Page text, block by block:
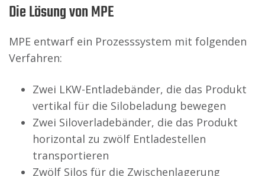
Die Lösung von MPE
MPE entwarf ein Prozesssystem mit folgenden
Verfahren:
Zwei LKW-Entladebänder, die das Produkt
vertikal für die Silobeladung bewegen
Zwei Siloverladebänder, die das Produkt
horizontal zu zwölf Entladestellen
transportieren
Zwölf Silos für die Zwischenlagerung